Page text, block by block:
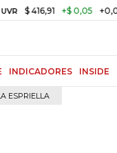
+$ 0,05 +0,01%
INDICADORES INSIDE
ESPRIELLA